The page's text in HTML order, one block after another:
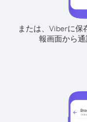
または、Viberに保
報画面から通